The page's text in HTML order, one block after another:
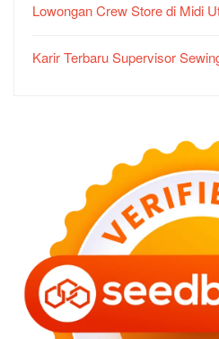
Lowongan Crew Store di Midi
Karir Terbaru Supervisor